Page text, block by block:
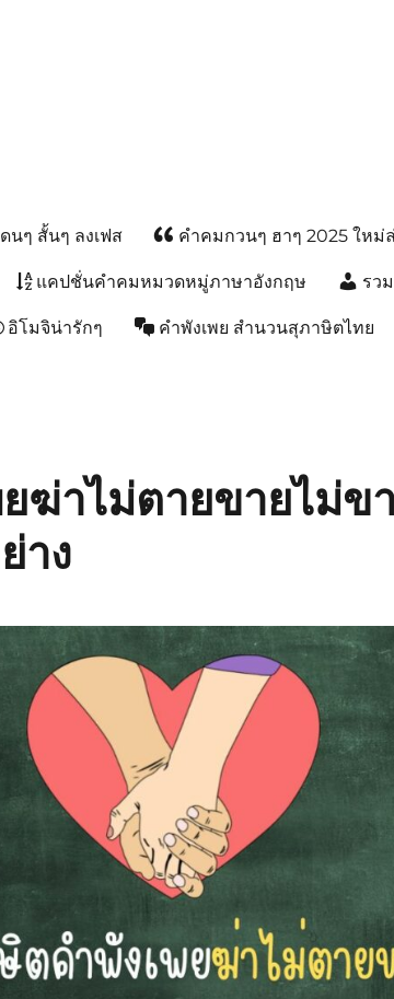
ๆ สั้นๆ ลงเฟส คำคมกวนๆ ฮาๆ 2025 ใหม่
แคปชั่นคำคมหมวดหมู่ภาษาอังกฤษ รว
อิโมจิน่ารักๆ คำพังเพย สำนวนสุภาษิตไทย
ฆ่าไม่ตายขายไม่ข
าง